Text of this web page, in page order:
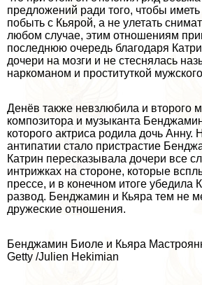
предложений ради того, чтобы
побыть с Кьярой, а не улетать
любом случае, этим отношениям
последнюю очередь благодаря
дочери на мозги и не стеснялась
наркоманом и пpocтитуткой
Денёв также невзлюбила и второго
композитора и музыканта
которого актриса родила дочь Анну.
антипатии стало пристрастие
Катрин пересказывала дочери все
интрижках на стороне, которые
прессе, и в конечном итоге убедила
развод. Бенджамин и Кьяра тем не
дружеские отношения.
Бенджамин Биоле и Кьяра
Getty /Julien Hekimian